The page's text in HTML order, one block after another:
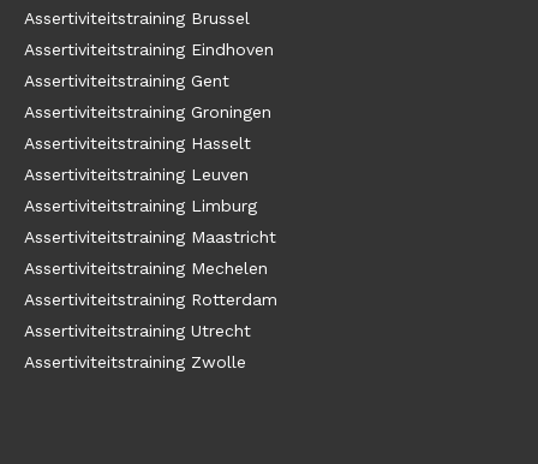
Assertiviteitstraining Brussel
Assertiviteitstraining Eindhoven
Assertiviteitstraining Gent
Assertiviteitstraining Groningen
Assertiviteitstraining Hasselt
Assertiviteitstraining Leuven
Assertiviteitstraining Limburg
Assertiviteitstraining Maastricht
Assertiviteitstraining Mechelen
Assertiviteitstraining Rotterdam
Assertiviteitstraining Utrecht
Assertiviteitstraining Zwolle